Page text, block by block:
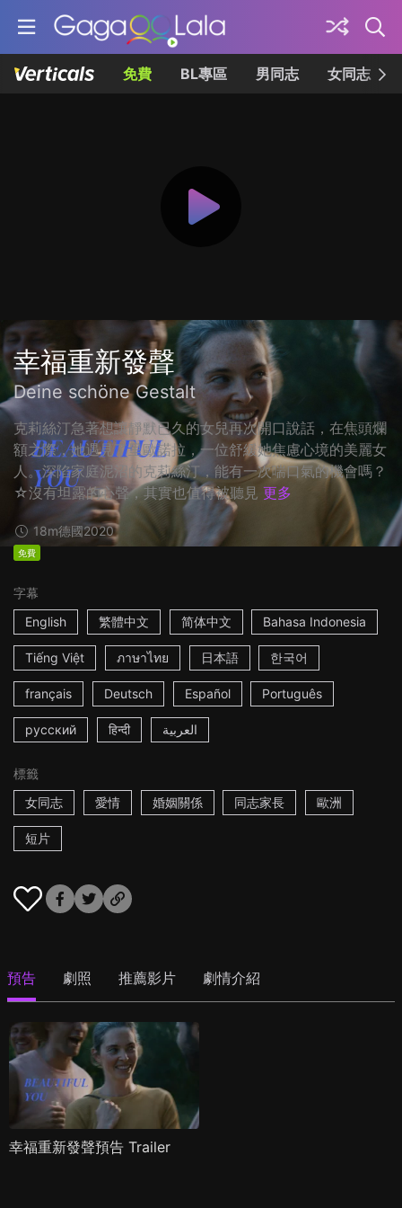
免費 BL專區 男同志 女同志
幸福重新發聲
Deine schöne Gestalt
克莉絲汀急著想讓靜默已久的女兒再次開口說話，在焦頭爛
額之際，她遇見了里歐諾拉，一位舒緩她焦慮心境的美麗女
人。深陷家庭泥沼的克莉絲汀，能有一次喘口氣的機會嗎？
☆沒有坦露的心聲，其實也值得被聽見 更多
18m德國2020
免費
字幕
English
繁體中文 简体中文 Bahasa Indonesia
Tiếng Việt ภาษาไทย 日本語 한국어
français Deutsch Español Português
русский हिन्दी العربية
標籤
女同志
愛情 婚姻關係 同志家長 歐洲
短片
預告 劇照 推薦影片 劇情介紹
幸福重新發聲預告 Trailer